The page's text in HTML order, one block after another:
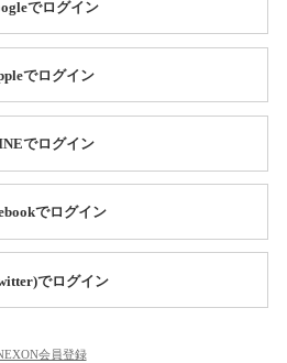
でログイン
でログイン
でログイン
でログイン
でログイン
会員登録